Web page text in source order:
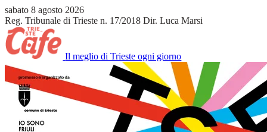
sabato 8 agosto 2026
Reg. Tribunale di Trieste n. 17/2018 Dir. Luca Marsi
Il meglio di Trieste ogni giorno